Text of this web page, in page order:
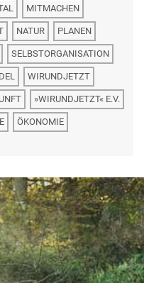
MITMACHEN
NATUR PLANEN
SELBSTORGANISATION
WIRUNDJETZT
»WIRUNDJETZT« E.V.
ÖKONOMIE